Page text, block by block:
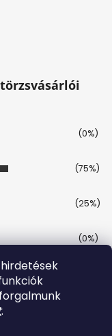
.
(0%)
(75%)
(25%)
(0%)